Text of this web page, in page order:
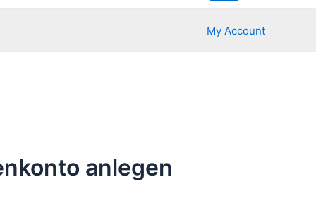
My Account
anlegen